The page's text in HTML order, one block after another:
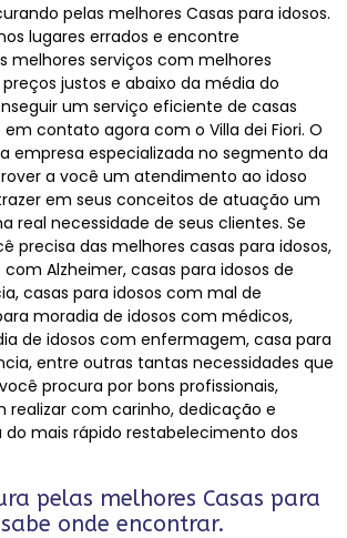
pelas melhores Casas para idosos.
lugares errados e encontre
melhores serviços com melhores
justos e abaixo da média do
um serviço eficiente de casas
contato agora com o Villa dei Fiori. O
empresa especializada no segmento da
a você um atendimento ao idoso
em seus conceitos de atuação um
real necessidade de seus clientes. Se
precisa das melhores casas para idosos,
Alzheimer, casas para idosos de
casas para idosos com mal de
moradia de idosos com médicos,
de idosos com enfermagem, casa para
entre outras tantas necessidades que
procura por bons profissionais,
realizar com carinho, dedicação e
mais rápido restabelecimento dos
pelas melhores Casas para
onde encontrar.